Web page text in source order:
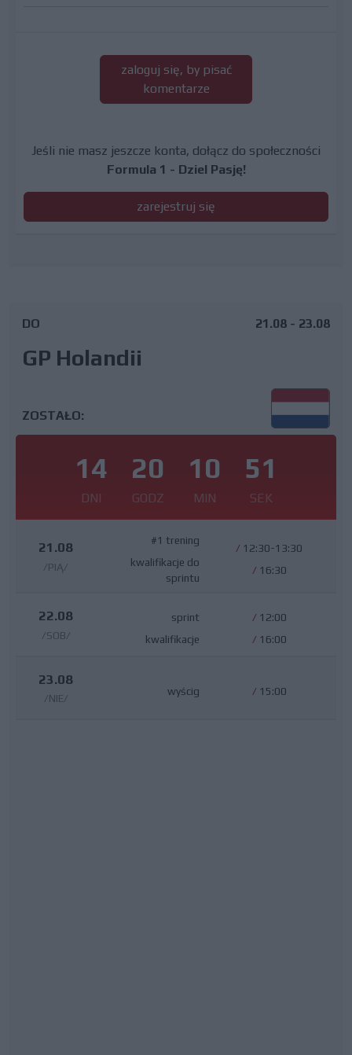
zaloguj się, by pisać
komentarze
Jeśli nie masz jeszcze konta, dołącz do społeczności
Formula 1 - Dziel Pasję!
zarejestruj się
DO
GP Holandii
21.08 - 23.08
ZOSTAŁO:
14
DNI
20
GODZ
10
MIN
50
SEK
21.08
/PIĄ/
#1 trening
kwalifikacje do
sprintu
/ 12:30-13:30
/ 16:30
22.08
/SOB/
sprint
kwalifikacje
/ 12:00
/ 16:00
23.08
/NIE/
wyścig / 15:00